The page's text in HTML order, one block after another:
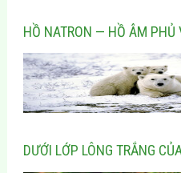
HỒ NATRON — HỒ ÂM
DƯỚI LỚP LÔNG TRẮNG